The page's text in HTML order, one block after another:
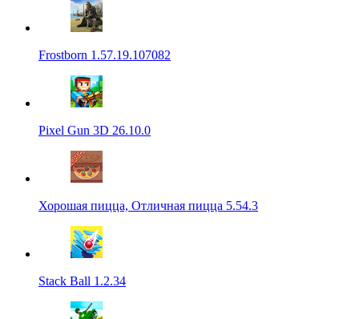
Frostborn 1.57.19.107082
Pixel Gun 3D 26.10.0
Хорошая пицца, Отличная пицца 5.54.3
Stack Ball 1.2.34